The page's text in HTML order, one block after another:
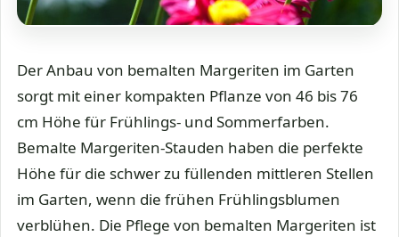
Der Anbau von bemalten Margeriten im Garten
sorgt mit einer kompakten Pflanze von 46 bis 76
cm Höhe für Frühlings- und Sommerfarben.
Bemalte Margeriten-Stauden haben die perfekte
Höhe für die schwer zu füllenden mittleren Stellen
im Garten, wenn die frühen Frühlingsblumen
verblühen. Die Pflege von bemalten Margeriten ist